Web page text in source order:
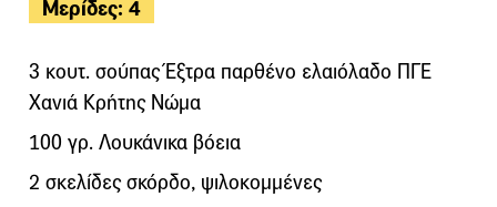
Μερίδες: 4
3 κουτ. σούπας Έξτρα παρθένο ελαιόλαδο ΠΓΕ
Χανιά Κρήτης Νώμα
100 γρ. Λουκάνικα βόεια
2 σκελίδες σκόρδο, ψιλοκοµµένες